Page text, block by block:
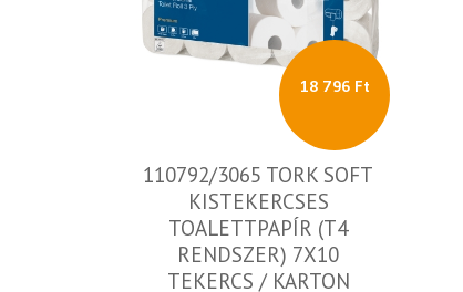
18 796 Ft
110792/3065 TORK SOFT
KISTEKERCSES
TOALETTPAPÍR (T4
RENDSZER) 7X10
TEKERCS / KARTON